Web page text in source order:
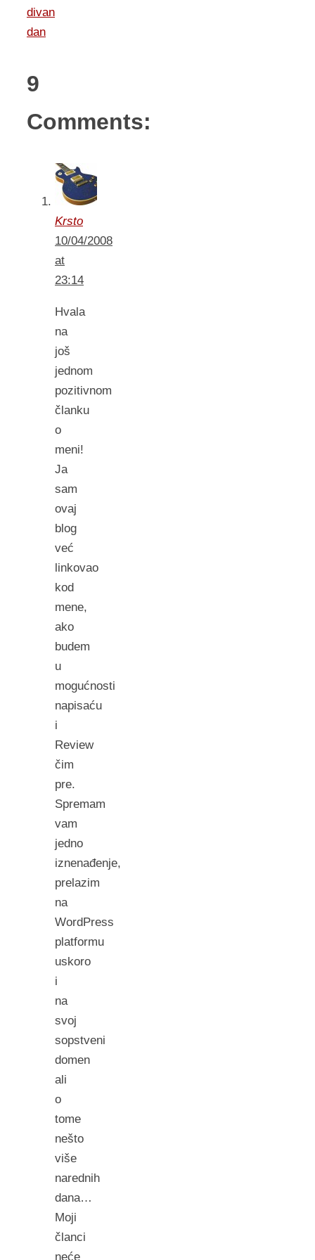
divan
dan
9
Comments:
Krsto
10/04/2008
at
23:14
Hvala
na
još
jednom
pozitivnom
članku
o
meni!
Ja
sam
ovaj
blog
već
linkovao
kod
mene,
ako
budem
u
mogućnosti
napisaću
i
Review
čim
pre.
Spremam
vam
jedno
iznenađenje,
prelazim
na
WordPress
platformu
uskoro
i
na
svoj
sopstveni
domen
ali
o
tome
nešto
više
narednih
dana…
Moji
članci
neće